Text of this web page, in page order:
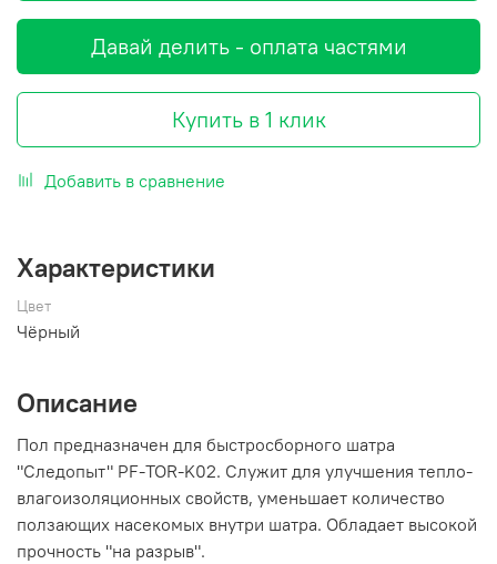
Давай делить - оплата частями
Купить в 1 клик
Добавить в сравнение
Характеристики
Цвет
Чёрный
Описание
Пол предназначен для быстросборного шатра
"Следопыт" PF-TOR-K02. Служит для улучшения тепло-
влагоизоляционных свойств, уменьшает количество
ползающих насекомых внутри шатра. Обладает высокой
прочность "на разрыв".